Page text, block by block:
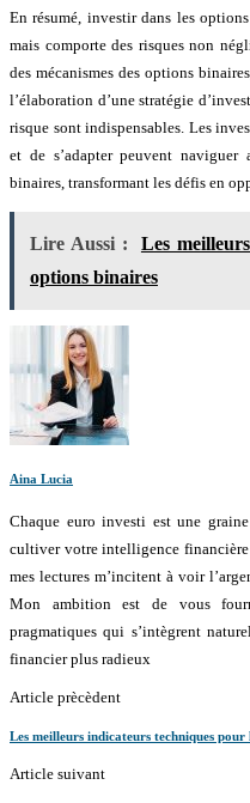
En résumé, investir dans les
mais comporte des risques non
des mécanismes des options
l’élaboration d’une stratégie
risque sont indispensables. Les
et de s’adapter peuvent naviguer
binaires, transformant les défis en
Lire Aussi :
Les
options binaires
Aina Lucia
Chaque euro investi est une
cultiver votre intelligence
mes lectures m’incitent à voir
Mon ambition est de vous
pragmatiques qui s’intègrent
financier plus radieux
Article prècèdent
Les meilleurs indicateurs techniques pour
Article suivant